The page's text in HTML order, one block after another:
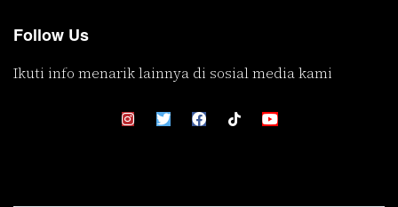
Follow Us
Ikuti info menarik lainnya di sosial media kami